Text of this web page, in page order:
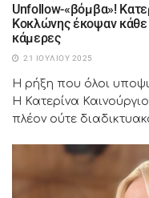
Unfollow-«βόμβα»!
Κοκλώνης έκοψαν κάθε
κάμερες
21 ΙΟΥΛΊΟΥ 2025
Η ρήξη που όλοι
Η Κατερίνα
πλέον ούτε